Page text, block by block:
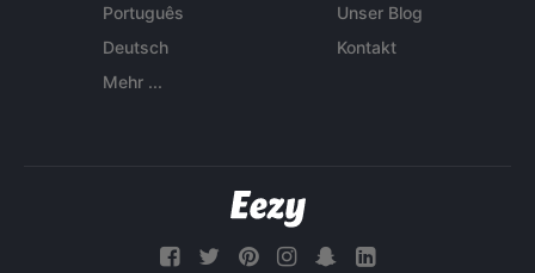
Português
Deutsch
Mehr ...
Unser Blog
Kontakt